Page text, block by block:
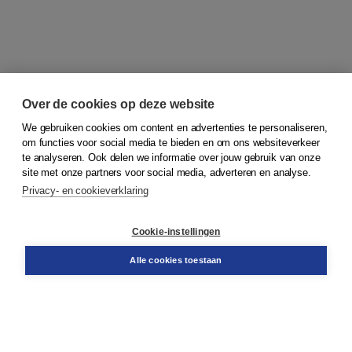
© 2026Koninklijke Boom uitgevers
Bestellen
Over de cookies op deze website
We gebruiken cookies om content en advertenties te personaliseren,
om functies voor social media te bieden en om ons websiteverkeer
te analyseren. Ook delen we informatie over jouw gebruik van onze
site met onze partners voor social media, adverteren en analyse.
Privacy- en cookieverklaring
Cookie-instellingen
Alle cookies toestaan